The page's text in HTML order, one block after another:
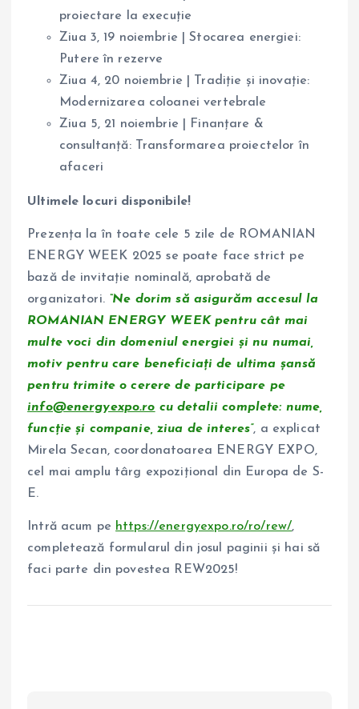
proiectare la execuție
Ziua 3, 19 noiembrie | Stocarea energiei:
Putere în rezerve
Ziua 4, 20 noiembrie | Tradiție și inovație:
Modernizarea coloanei vertebrale
Ziua 5, 21 noiembrie | Finanțare &
consultanță: Transformarea proiectelor în
afaceri
Ultimele locuri disponibile!
Prezența la în toate cele 5 zile de ROMANIAN
ENERGY WEEK 2025 se poate face strict pe
bază de invitație nominală, aprobată de
organizatori. “Ne dorim să asigurăm accesul la
ROMANIAN ENERGY WEEK pentru cât mai
multe voci din domeniul energiei și nu numai,
motiv pentru care beneficiați de ultima șansă
pentru trimite o cerere de participare pe
info@energyexpo.ro cu detalii complete: nume,
funcție și companie, ziua de interes”, a explicat
Mirela Secan, coordonatoarea ENERGY EXPO,
cel mai amplu târg expozițional din Europa de S-
E.
Intră acum pe https://energyexpo.ro/ro/rew/,
completează formularul din josul paginii și hai să
faci parte din povestea REW2025!